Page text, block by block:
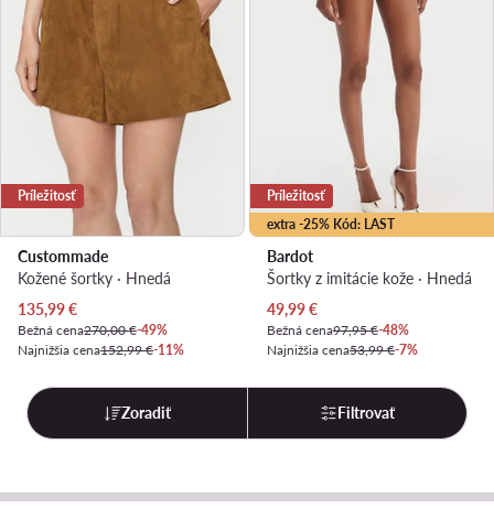
Príležitosť
Custommade
Kožené šortky · Hnedá
Aktuálna cena
135,99€
Bežná cena270,00 €-49%
Najnižšia cena152,99 €-11%
extra -25% Kód: LAST
Príležitosť
Bardot
Šortky z imitácie kože · Hnedá
Aktuálna cena
49,99€
Bežná cena97,95 €-48%
Najnižšia cena53,99 €-7%
Zoradiť Filtrovať